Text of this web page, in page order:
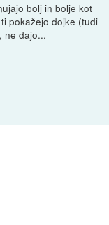
bolj in bolje kot
pokažejo dojke (tudi
ne dajo...